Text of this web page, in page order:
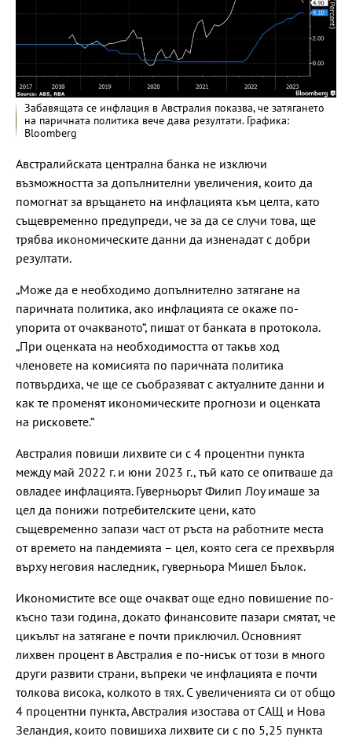
Забавящата се инфлация в Австралия показва, че затягането
на паричната политика вече дава резултати. Графика:
Bloomberg
Австралийската централна банка не изключи
възможността за допълнителни увеличения, които да
помогнат за връщането на инфлацията към целта, като
същевременно предупреди, че за да се случи това, ще
трябва икономическите данни да изненадат с добри
резултати.
„Може да е необходимо допълнително затягане на
паричната политика, ако инфлацията се окаже по-
упорита от очакваното“, пишат от банката в протокола.
„При оценката на необходимостта от такъв ход
членовете на комисията по паричната политика
потвърдиха, че ще се съобразяват с актуалните данни и
как те променят икономическите прогнози и оценката
на рисковете.“
Австралия повиши лихвите си с 4 процентни пункта
между май 2022 г. и юни 2023 г., тъй като се опитваше да
овладее инфлацията. Гуверньорът Филип Лоу имаше за
цел да понижи потребителските цени, като
същевременно запази част от ръста на работните места
от времето на пандемията – цел, която сега се прехвърля
върху неговия наследник, гуверньора Мишел Бълок.
Икономистите все още очакват още едно повишение по-
късно тази година, докато финансовите пазари смятат, че
цикълът на затягане е почти приключил. Основният
лихвен процент в Австралия е по-нисък от този в много
други развити страни, въпреки че инфлацията е почти
толкова висока, колкото в тях. С увеличенията си от общо
4 процентни пункта, Австралия изостава от САЩ и Нова
Зеландия, които повишиха лихвите си с по 5,25 пункта